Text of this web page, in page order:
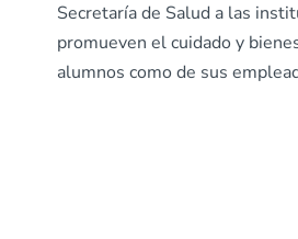
Secretaría de Salud a las
promueven el cuidado y
alumnos como de sus